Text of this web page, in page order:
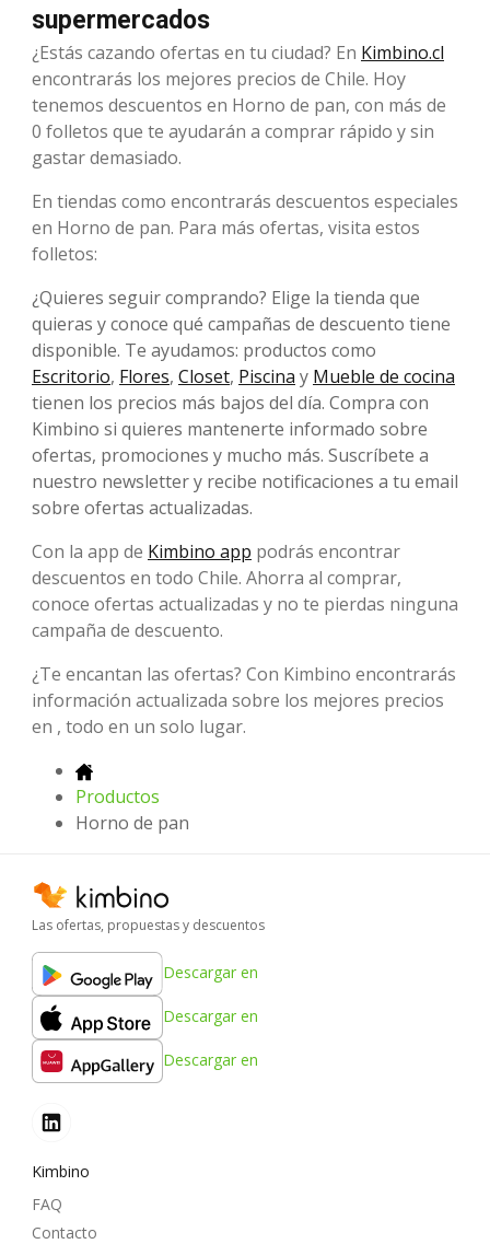
supermercados
¿Estás cazando ofertas en tu ciudad? En Kimbino.cl
encontrarás los mejores precios de Chile. Hoy
tenemos descuentos en Horno de pan, con más de
0 folletos que te ayudarán a comprar rápido y sin
gastar demasiado.
En tiendas como encontrarás descuentos especiales
en Horno de pan. Para más ofertas, visita estos
folletos:
¿Quieres seguir comprando? Elige la tienda que
quieras y conoce qué campañas de descuento tiene
disponible. Te ayudamos: productos como
Escritorio, Flores, Closet, Piscina y Mueble de cocina
tienen los precios más bajos del día. Compra con
Kimbino si quieres mantenerte informado sobre
ofertas, promociones y mucho más. Suscríbete a
nuestro newsletter y recibe notificaciones a tu email
sobre ofertas actualizadas.
Con la app de Kimbino app podrás encontrar
descuentos en todo Chile. Ahorra al comprar,
conoce ofertas actualizadas y no te pierdas ninguna
campaña de descuento.
¿Te encantan las ofertas? Con Kimbino encontrarás
información actualizada sobre los mejores precios
en , todo en un solo lugar.
Productos
Horno de pan
Las ofertas, propuestas y descuentos
Descargar en
Descargar en
Descargar en
Kimbino
FAQ
Contacto